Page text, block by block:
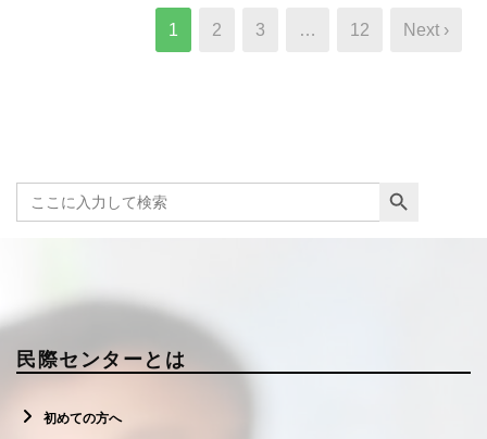
1 2 3 … 12 Next ›
for:
Search Button
民際センターとは
初めての方へ